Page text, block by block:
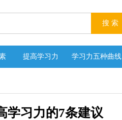
提高学习力 学习力五种曲线
学习力的7条建议